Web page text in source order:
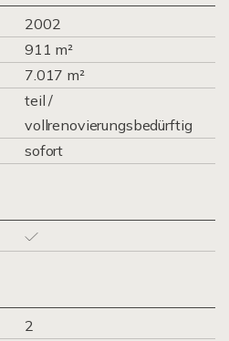
2002
911 m²
7.017 m²
teil /
vollrenovierungsbedürftig
sofort
2